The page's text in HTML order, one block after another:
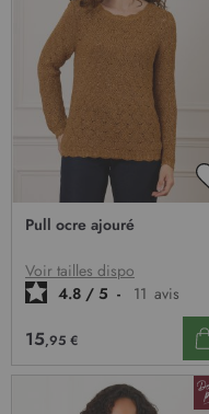
Pull ocre ajouré
Voir tailles dispo
4.8 / 5 - 11 avis
15,95 €